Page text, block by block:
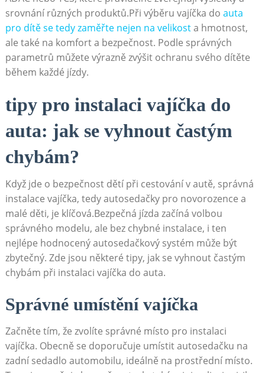
srovnání různých produktů.Při výběru vajíčka do auta
pro dítě se tedy ⁤zaměřte nejen na velikost​ a hmotnost,
ale také na komfort a bezpečnost.⁣ Podle správných
parametrů můžete ‌výrazně zvýšit ochranu svého dítěte
během každé jízdy.
tipy pro instalaci vajíčka do
auta:⁣ jak se vyhnout častým
chybám?
Když‍ jde o ‍bezpečnost ⁣dětí při ​cestování​ v autě, správná
instalace vajíčka, tedy autosedačky pro ⁢novorozence a
malé děti, je klíčová.Bezpečná jízda začíná volbou
správného ⁣modelu, ale⁢ bez⁣ chybné instalace, i ten
nejlépe hodnocený ‍autosedačkový systém může ⁤být
zbytečný. ⁢Zde jsou některé‍ tipy, ⁢jak se vyhnout častým
chybám při instalaci vajíčka do auta.
Správné umístění vajíčka
Začněte tím, ‌že zvolíte správné​ místo pro instalaci
vajíčka. ⁣Obecně se doporučuje umístit autosedačku na
zadní sedadlo‌ automobilu, ideálně na prostřední místo.